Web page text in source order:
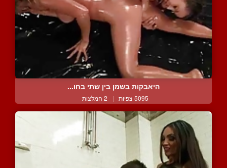
היאבקות בשמן בין שתי בחו...
5095 צפיות | 2 המלצות